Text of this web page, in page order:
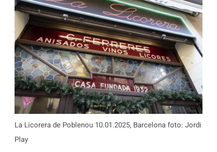
La Licorera de Poblenou 10.01.2025, Barcelona foto: Jordi
Play